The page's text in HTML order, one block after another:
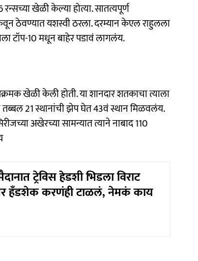
खेळी केल्या होत्या. सातत्यपूर्ण
ठेवण्यात यशस्वी ठरला. दरम्यान केएल राहुलला
टॉप-10 मधून बाहेर पडावं लागलंय.
खेळी केली होती. या शानदार शतकाचा त्याला
तब्बल 21 स्थानांची झेप घेत 43वं स्थान मिळवलंय.
अखेरच्या सामन्यात त्याने नाबाद 110
ट्रेविस हेडशी भिडला विराट
हँडशेक करणंही टाळलं, नेमकं काय